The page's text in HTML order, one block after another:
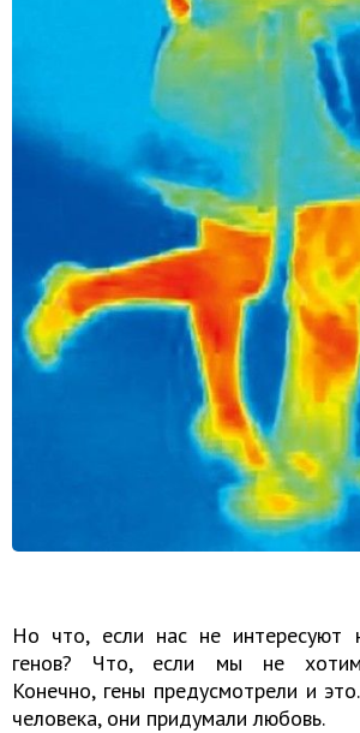
Но что, если нас не интересуют
генов? Что, если мы не хотим
Конечно, гены предусмотрели и
человека, они придумали любовь.